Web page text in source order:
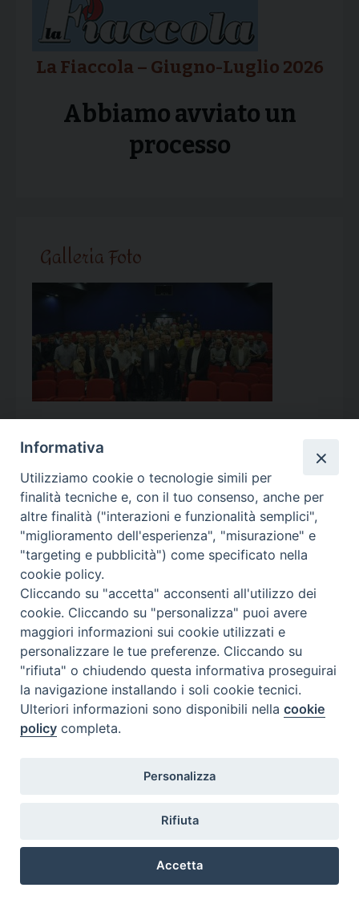
La Fiaccola – Giugno-Luglio 2026
Abbiamo avviato un
processo
Galleria Foto
Calendario Appuntamenti
<< Ago 2026 >>
l m m g v s
d
27
28
3
4 5 6 7 8
9
10
11 12 13 14 15
17
18 19 21
24 25 26 27 28 29 30
31 1
diaconato@seminario.milano.it
Informativa
Utilizziamo cookie o tecnologie simili per
finalità tecniche e, con il tuo consenso, anche per
altre finalità ("interazioni e funzionalità semplici",
"miglioramento dell'esperienza", "misurazione" e
"targeting e pubblicità") come specificato nella
cookie policy.
Cliccando su "accetta" acconsenti all'utilizzo dei
cookie. Cliccando su "personalizza" puoi avere
maggiori informazioni sui cookie utilizzati e
personalizzare le tue preferenze. Cliccando su
"rifiuta" o chiudendo questa informativa proseguirai
la navigazione installando i soli cookie tecnici.
Ulteriori informazioni sono disponibili nellacookie
policy completa.
Personalizza
Rifiuta
Accetta